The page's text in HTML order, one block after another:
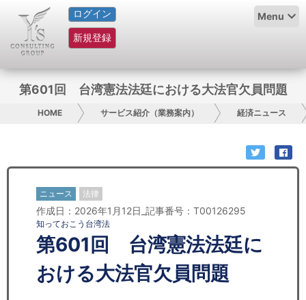
ログイン
新規登録
Menu
HOME
サービス紹介
コラム
グループ概要
日本人にPR
コンサルティング
リサーチ
第601回 台湾憲法法廷における大法官欠員問題
HOME サービス紹介（業務案内） 経済ニュース
ニュース 法律
作成日：2026年1月12日_記事番号：T00126295
知っておこう台湾法
第601回 台湾憲法法廷に
おける大法官欠員問題